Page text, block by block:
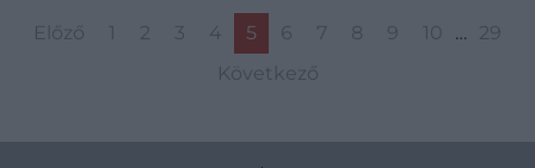
Előző 2 3 4 5 6 7 8 9 10 …
29
Következő